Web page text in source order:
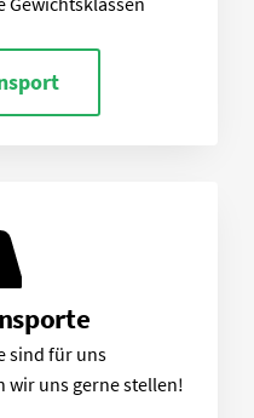
sind für uns
wir uns gerne stellen!